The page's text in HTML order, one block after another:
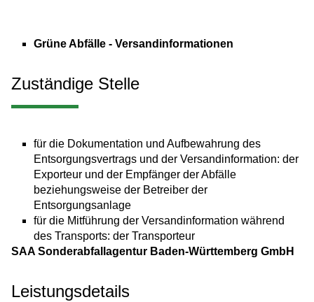
Grüne Abfälle - Versandinformationen
Zuständige Stelle
für die Dokumentation und Aufbewahrung des
Entsorgungsvertrags und der Versandinformation: der
Exporteur und der Empfänger der Abfälle
beziehungsweise der Betreiber der
Entsorgungsanlage
für die Mitführung der Versandinformation während
des Transports: der Transporteur
SAA Sonderabfallagentur Baden-Württemberg GmbH
Leistungsdetails